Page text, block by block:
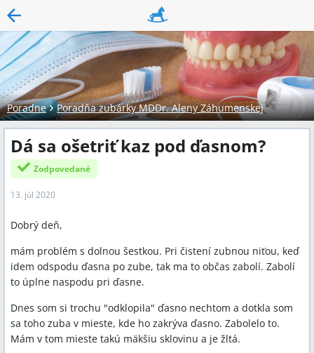
Poradne Poradňa zubárky MDDr. Aleny Záhumenskej
Dá sa ošetriť kaz pod ďasnom?
Zodpovedané
13. júl 2020
Dobrý deň,
mám problém s dolnou šestkou. Pri čistení zubnou niťou, keď
idem odspodu ďasna po zube, tak ma to občas zabolí. Zabolí
to úplne naspodu pri ďasne.
Dnes som si trochu "odklopila" ďasno nechtom a dotkla som
sa toho zuba v mieste, kde ho zakrýva ďasno. Zabolelo to.
Mám v tom mieste takú mäkšiu sklovinu a je žltá.